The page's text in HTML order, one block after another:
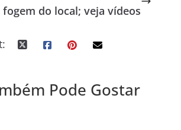
do local; veja vídeos
Pode Gostar